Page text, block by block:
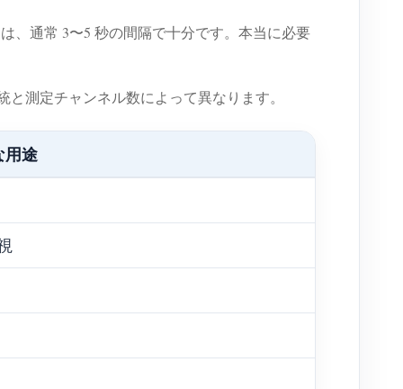
、通常 3〜5 秒の間隔で十分です。本当に必要
測定チャンネル数によって異なります。
用途